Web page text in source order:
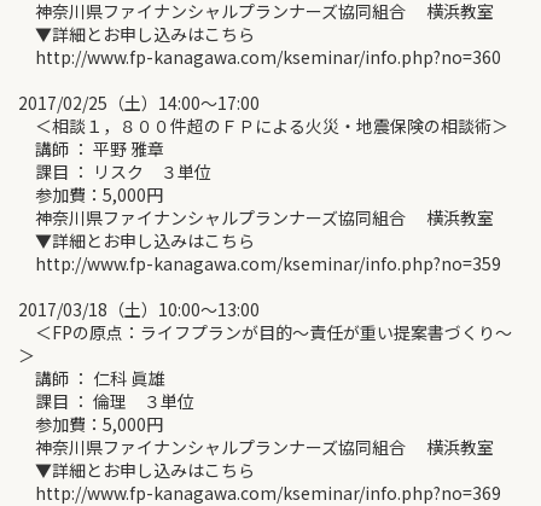
神奈川県ファイナンシャルプランナーズ協同組合 横浜教室
▼詳細とお申し込みはこちら
http://www.fp-kanagawa.com/kseminar/info.php?no=360
2017/02/25（土）14:00～17:00
＜相談１，８００件超のＦＰによる火災・地震保険の相談術＞
講師 ： 平野 雅章
課目 ： リスク ３単位
参加費：5,000円
神奈川県ファイナンシャルプランナーズ協同組合 横浜教室
▼詳細とお申し込みはこちら
http://www.fp-kanagawa.com/kseminar/info.php?no=359
2017/03/18（土）10:00～13:00
＜FPの原点：ライフプランが目的～責任が重い提案書づくり～
＞
講師 ： 仁科 眞雄
課目 ： 倫理 ３単位
参加費：5,000円
神奈川県ファイナンシャルプランナーズ協同組合 横浜教室
▼詳細とお申し込みはこちら
http://www.fp-kanagawa.com/kseminar/info.php?no=369